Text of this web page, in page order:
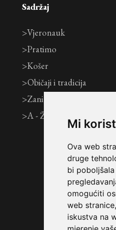
Mi
Ova web
druge
bi
omogućiti
web stranice,
iskustva na
Sadržaj
>Vjeronauk
>Pratimo
>Košer
>Običaji i tradicija
>Zanimljivosti
>A - Ž